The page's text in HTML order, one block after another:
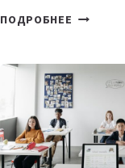
ПОДРОБНЕЕ ОТКРЫТ
DEAL
VELOCITY
MOST
—